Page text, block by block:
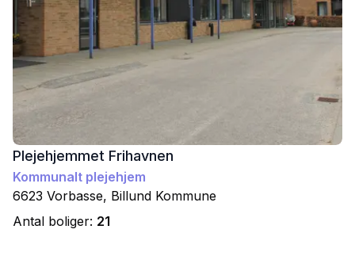
Plejehjemmet Frihavnen
Kommunalt plejehjem
6623 Vorbasse, Billund Kommune
Antal boliger: 21